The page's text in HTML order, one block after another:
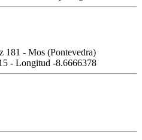
181 - Mos (Pontevedra)
- Longitud -8.6666378